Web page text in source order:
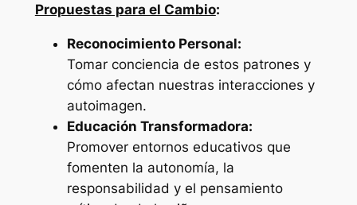
Propuestas para el Cambio:
Reconocimiento Personal:
Tomar conciencia de estos patrones y
cómo afectan nuestras interacciones y
autoimagen.
Educación Transformadora:
Promover entornos educativos que
fomenten la autonomía, la
responsabilidad y el pensamiento